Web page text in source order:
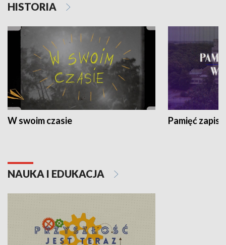
HISTORIA
W swoim czasie Pamięć
NAUKA I EDUKACJA